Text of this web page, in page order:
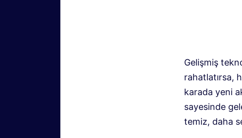
Gelişmiş
rahatlatırsa,
karada yeni
sayesinde
temiz, daha